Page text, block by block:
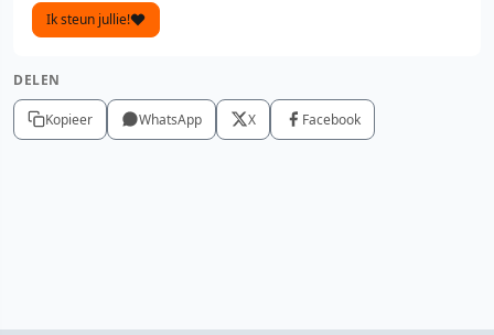
Ik steun jullie!
DELEN
Kopieer WhatsApp X Facebook